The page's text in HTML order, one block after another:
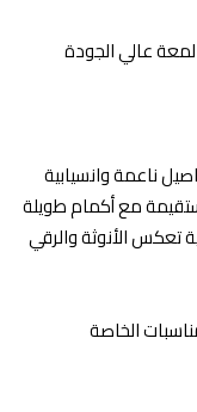
عالي الجودة
ناعمة وانسيابية
مع أكمام طويلة
تعكس الأنوثة والرقي
الخاصة